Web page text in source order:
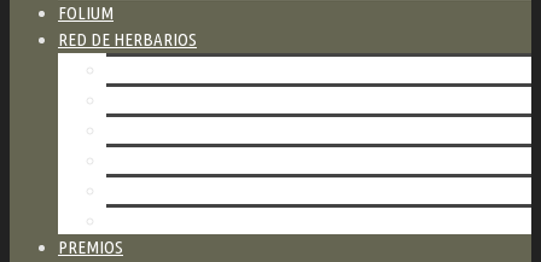
FOLIUM
RED DE HERBARIOS
PREMIOS